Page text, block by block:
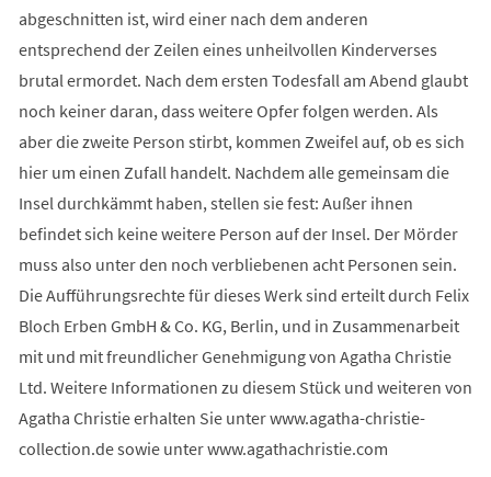
abgeschnitten ist, wird einer nach dem anderen
entsprechend der Zeilen eines unheilvollen Kinderverses
brutal ermordet. Nach dem ersten Todesfall am Abend glaubt
noch keiner daran, dass weitere Opfer folgen werden. Als
aber die zweite Person stirbt, kommen Zweifel auf, ob es sich
hier um einen Zufall handelt. Nachdem alle gemeinsam die
Insel durchkämmt haben, stellen sie fest: Außer ihnen
befindet sich keine weitere Person auf der Insel. Der Mörder
muss also unter den noch verbliebenen acht Personen sein.
Die Aufführungsrechte für dieses Werk sind erteilt durch Felix
Bloch Erben GmbH & Co. KG, Berlin, und in Zusammenarbeit
mit und mit freundlicher Genehmigung von Agatha Christie
Ltd. Weitere Informationen zu diesem Stück und weiteren von
Agatha Christie erhalten Sie unter www.agatha-christie-
collection.de sowie unter www.agathachristie.com